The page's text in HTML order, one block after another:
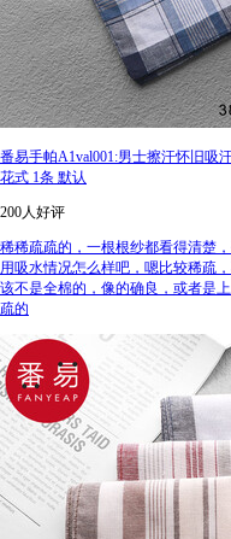
番易手帕A1val001:男士擦汗怀旧吸
花式 1条 默认
200人好评
稀稀疏疏的，一根根纱都看得清楚
用吸水情况怎么样吧，嗯比较稀疏
该不是全棉的，像的确良，或者是
疏的